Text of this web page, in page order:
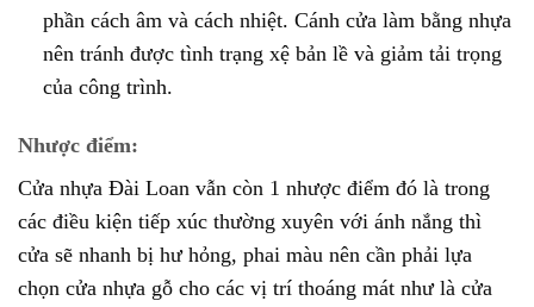
phần cách âm và cách nhiệt. Cánh cửa làm bằng nhựa
nên tránh được tình trạng xệ bản lề và giảm tải trọng
của công trình.
Nhược điểm:
Cửa nhựa Đài Loan vẫn còn 1 nhược điểm đó là trong
các điều kiện tiếp xúc thường xuyên với ánh nắng thì
cửa sẽ nhanh bị hư hỏng, phai màu nên cần phải lựa
chọn cửa nhựa gỗ cho các vị trí thoáng mát như là cửa